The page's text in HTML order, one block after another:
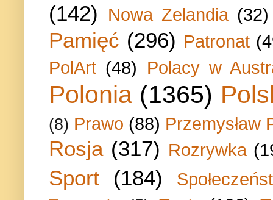
(142) Nowa Zelandia (32)
Pamięć (296) Patronat
PolArt (48) Polacy w
Polonia (1365)
(8) Prawo (88) Przemysław
Rosja (317) Rozrywka
Sport (184)